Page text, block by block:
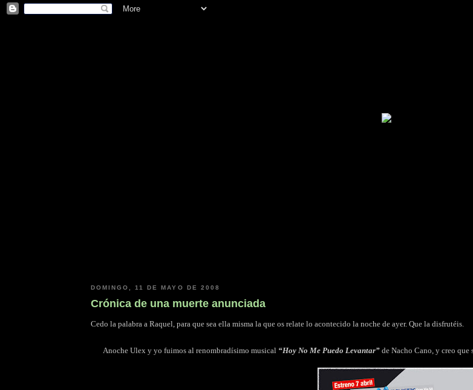
DOMINGO, 11 DE MAYO DE 2008
Crónica de una muerte anunciada
Cedo la palabra a Raquel, para que sea ella misma la que os relate lo acontecido la noche de ayer. Que la disfrutéis.
Anoche Ulex y yo fuimos al renombradísimo musical “Hoy No Me Puedo Levantar” de Nacho Cano, y creo